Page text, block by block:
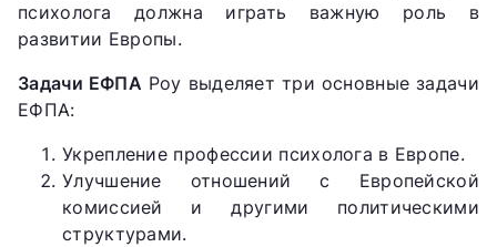
психолога должна играть важную роль в
развитии Европы.
Задачи ЕФПА Роу выделяет три основные задачи
ЕФПА:
Укрепление профессии психолога в Европе.
Улучшение отношений с Европейской
комиссией и другими политическими
структурами.